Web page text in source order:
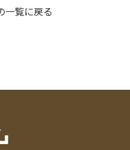
一覧に戻る